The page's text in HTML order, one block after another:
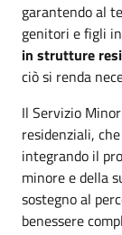
garantendo al
genitori e figli
in strutture
ciò si renda
Il Servizio
residenziali,
integrando il
minore e della
sostegno al
benessere